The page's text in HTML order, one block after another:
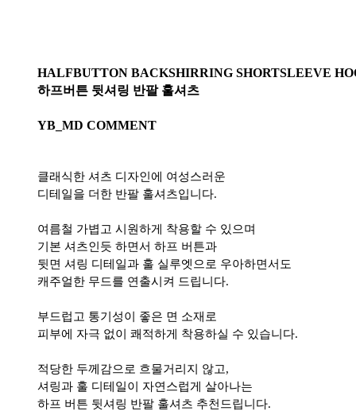
HALFBUTTON BACKSHIRRING SHORTSLEEVE
하프버튼 뒷셔링 반팔 훌셔츠
YB_MD COMMENT
클래식한 셔츠 디자인에 여성스러운
디테일을 더한 반팔 훌셔츠입니다.
여름철 가볍고 시원하게 착용할 수 있으며
기본 셔츠인듯 하면서 하프 버튼과
뒷면 셔링 디테일과 훌 실루엣으로 우아하면서도
캐주얼한 무드를 연출시켜 드립니다.
부드럽고 통기성이 좋은 면 소재로
피부에 자극 없이 쾌적하게 착용하실 수 있습니다.
적당한 두께감으로 흐물거리지 않고,
셔링과 훌 디테일이 자연스럽게 살아나는
하프 버튼 뒷셔링 반팔 훌셔츠 추천드립니다.